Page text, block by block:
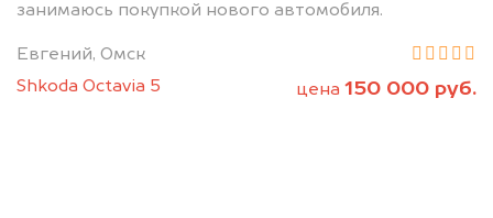
занимаюсь покупкой нового автомобиля.
Евгений, Омск
Shkoda Octavia 5
цена 150 000 руб.